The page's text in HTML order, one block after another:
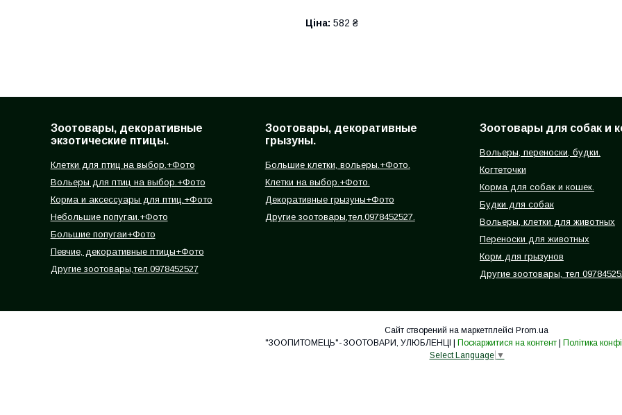
Ціна: 582 ₴
Зоотовары, декоративные
экзотические птицы.
Клетки для птиц на выбор.+Фото
Вольеры для птиц на выбор.+Фото
Корма и аксессуары для птиц.+Фото
Небольшие попугаи.+Фото
Большие попугаи+Фото
Певчие, декоративные птицы+Фото
Другие зоотовары,тел.0978452527
Зоотовары, декоративные
грызуны.
Большие клетки, вольеры.+Фото.
Клетки на выбор.+Фото.
Декоративные грызуны+Фото
Другие зоотовары,тел.0978452527.
Зоотовары для собак и
Вольеры, переноски, будки.
Когтеточки
Корма для собак и кошек.
Будки для собак
Вольеры, клетки для животных
Переноски для животных
Корм для грызунов
Другие зоотовары, тел
Сайт створений на маркетплейсі Prom.ua
"ЗООПИТОМЕЦЬ"- ЗООТОВАРИ, УЛЮБЛЕНЦІ | Поскаржитися на контент | Політика
Select Language ▼